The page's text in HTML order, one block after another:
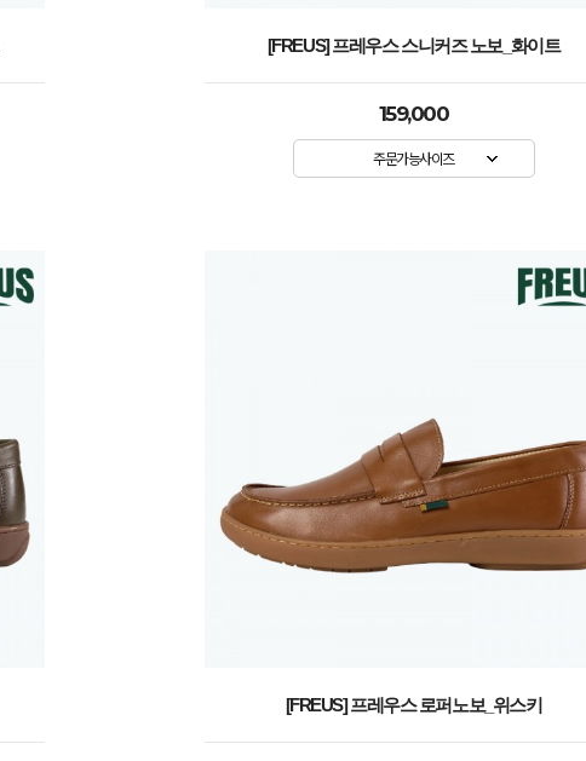
[FREUS] 프레우스 스니커즈 노보_화이트
159,000
주문가능사이즈
[FREUS] 프레우스 로퍼노보_위스키